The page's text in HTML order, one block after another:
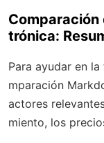
Comparación
trónica:
Para ayudar en
mparación
actores
miento, los